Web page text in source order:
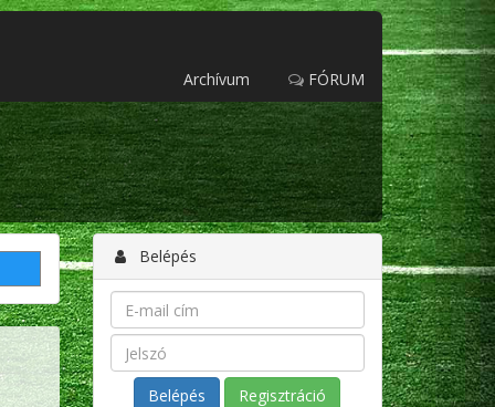
Archívum FÓRUM
Belépés
Regisztráció